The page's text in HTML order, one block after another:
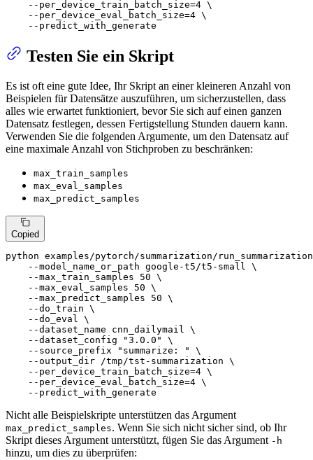
    --per_device_train_batch_size=4 \
    --per_device_eval_batch_size=4 \
    --predict_with_generate
Testen Sie ein Skript
Es ist oft eine gute Idee, Ihr Skript an einer kleineren Anzahl von
Beispielen für Datensätze auszuführen, um sicherzustellen, dass
alles wie erwartet funktioniert, bevor Sie sich auf einen ganzen
Datensatz festlegen, dessen Fertigstellung Stunden dauern kann.
Verwenden Sie die folgenden Argumente, um den Datensatz auf
eine maximale Anzahl von Stichproben zu beschränken:
max_train_samples
max_eval_samples
max_predict_samples
Copied
python examples/pytorch/summarization/
    --model_name_or_path google-t5/t5-small \
    --max_train_samples 50 \
    --max_eval_samples 50 \
    --max_predict_samples 50 \
    --do_train \
    --do_eval \
    --dataset_name cnn_dailymail \
    --dataset_config
"3.0.0"
\
    --source_prefix
"summarize: "
\
    --output_dir /tmp/tst-summarization \
    --per_device_train_batch_size=4 \
    --per_device_eval_batch_size=4 \
    --predict_with_generate
Nicht alle Beispielskripte unterstützen das Argument
max_predict_samples. Wenn Sie sich nicht sicher sind, ob Ihr
Skript dieses Argument unterstützt, fügen Sie das Argument -h
hinzu, um dies zu überprüfen: